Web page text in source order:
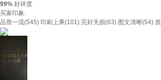
99% 好评度
买家印象:
品质一流(545) 印刷上乘(101) 完好无损(63) 图文清晰(54)